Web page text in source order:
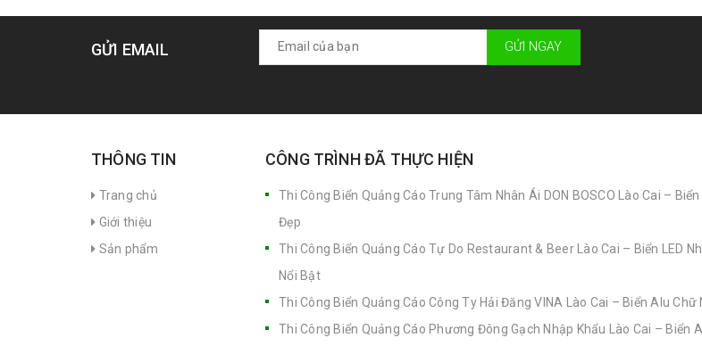
GỬI EMAIL GỬI NGAY
THÔNG TIN
Trang chủ
Giới thiệu
Sản phẩm
CÔNG TRÌNH ĐÃ THỰC HIỆN
Thi Công Biển Quảng Cáo Trung Tâm Nhân Ái DON BOSCO Lào Cai – Biển
Đẹp
Thi Công Biển Quảng Cáo Tự Do Restaurant & Beer Lào Cai – Biển LED
Nổi Bật
Thi Công Biển Quảng Cáo Công Ty Hải Đăng VINA Lào Cai – Biển Alu Chữ
Thi Công Biển Quảng Cáo Phương Đông Gạch Nhập Khẩu Lào Cai – Biển